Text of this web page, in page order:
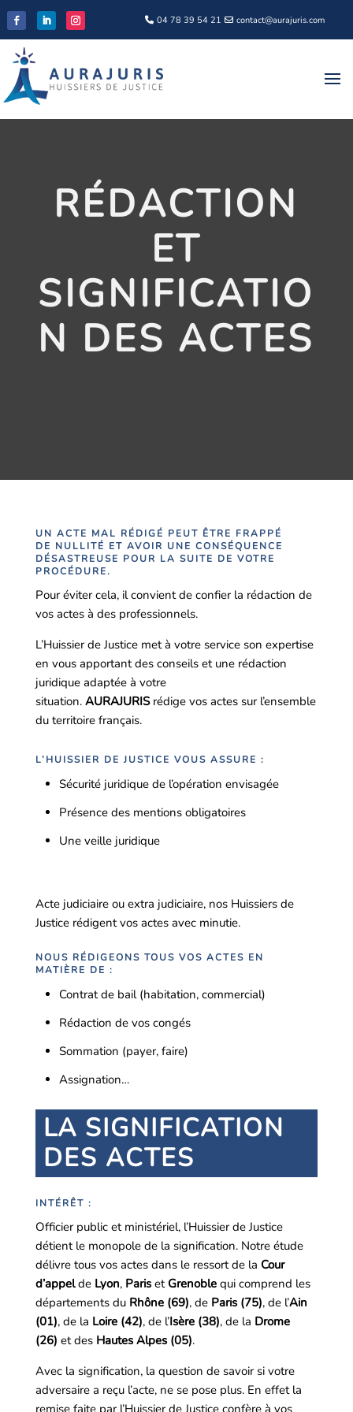
04 78 39 54 21 contact@aurajuris.com
RÉDACTION
ET
SIGNIFICATIO
N DES ACTES
UN ACTE MAL RÉDIGÉ PEUT ÊTRE FRAPPÉ
DE NULLITÉ ET AVOIR UNE CONSÉQUENCE
DÉSASTREUSE POUR LA SUITE DE VOTRE
PROCÉDURE.
Pour éviter cela, il convient de confier la rédaction de
vos actes à des professionnels.
L’Huissier de Justice met à votre service son expertise
en vous apportant des conseils et une rédaction
juridique adaptée à votre
situation. AURAJURIS rédige vos actes sur l’ensemble
du territoire français.
L’HUISSIER DE JUSTICE VOUS ASSURE :
Sécurité juridique de l’opération envisagée
Présence des mentions obligatoires
Une veille juridique
Acte judiciaire ou extra judiciaire, nos Huissiers de
Justice rédigent vos actes avec minutie.
NOUS RÉDIGEONS TOUS VOS ACTES EN
MATIÈRE DE :
Contrat de bail (habitation, commercial)
Rédaction de vos congés
Sommation (payer, faire)
Assignation…
LA SIGNIFICATION
DES ACTES
INTÉRÊT :
Officier public et ministériel, l’Huissier de Justice
détient le monopole de la signification. Notre étude
délivre tous vos actes dans le ressort de la Cour
d’appel de Lyon,Paris et Grenoble qui comprend les
départements du Rhône (69), de Paris (75), de l’Ain
(01), de la Loire (42), de l’Isère (38), de la Drome
(26) et des Hautes Alpes (05).
Avec la signification, la question de savoir si votre
adversaire a reçu l’acte, ne se pose plus. En effet la
remise faite par l’Huissier de Justice confère à vos